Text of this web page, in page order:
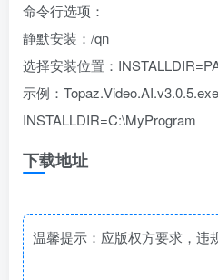
命令行选项：
静默安装：/qn
选择安装位置：
示例：
INSTALLDIR=C:\MyProgram
下载地址
温馨提示：应版权方要求，违